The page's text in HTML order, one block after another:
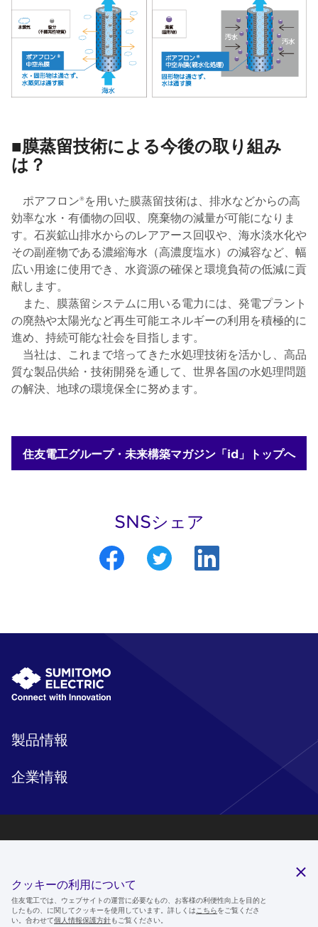
■膜蒸留技術による今後の取り組み
は？
ポアフロン®を用いた膜蒸留技術は、排水などからの高
効率な水・有価物の回収、廃棄物の減量が可能になりま
す。石炭鉱山排水からのレアアース回収や、海水淡水化や
その副産物である濃縮海水（高濃度塩水）の減容など、幅
広い用途に使用でき、水資源の確保と環境負荷の低減に貢
献します。
また、膜蒸留システムに用いる電力には、発電プラント
の廃熱や太陽光など再生可能エネルギーの利用を積極的に
進め、持続可能な社会を目指します。
当社は、これまで培ってきた水処理技術を活かし、高品
質な製品供給・技術開発を通して、世界各国の水処理問題
の解決、地球の環境保全に努めます。
住友電工グループ・未来構築マガジン「id」トップへ
SNSシェア
製品情報
企業情報
ニュースルーム
IR情報
クッキーの利用について
住友電工では、ウェブサイトの運営に必要なもの、お客様の利便性向上を目的と
したもの、に関してクッキーを使用しています。詳しくは こちらをご覧くださ
い。合わせて個人情報保護方針もご覧ください。